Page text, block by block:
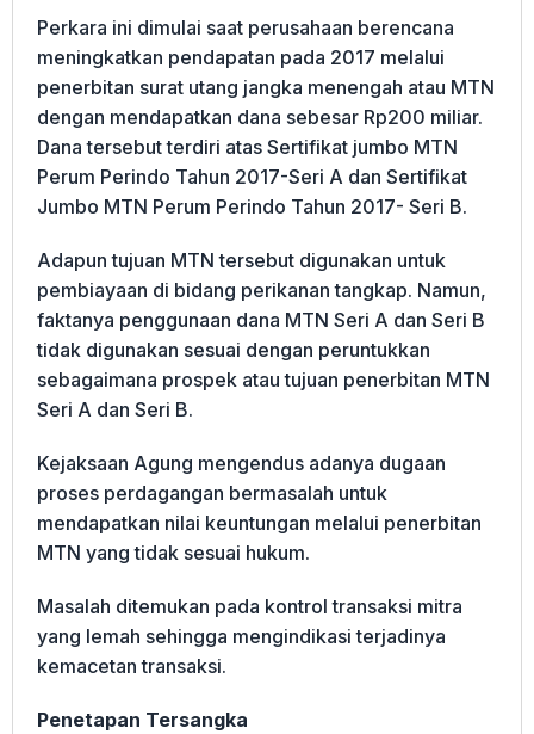
Perkara ini dimulai saat perusahaan berencana
meningkatkan pendapatan pada 2017 melalui
penerbitan surat utang jangka menengah atau MTN
dengan mendapatkan dana sebesar Rp200 miliar.
Dana tersebut terdiri atas Sertifikat jumbo MTN
Perum Perindo Tahun 2017-Seri A dan Sertifikat
Jumbo MTN Perum Perindo Tahun 2017- Seri B.
Adapun tujuan MTN tersebut digunakan untuk
pembiayaan di bidang perikanan tangkap. Namun,
faktanya penggunaan dana MTN Seri A dan Seri B
tidak digunakan sesuai dengan peruntukkan
sebagaimana prospek atau tujuan penerbitan MTN
Seri A dan Seri B.
Kejaksaan Agung mengendus adanya dugaan
proses perdagangan bermasalah untuk
mendapatkan nilai keuntungan melalui penerbitan
MTN yang tidak sesuai hukum.
Masalah ditemukan pada kontrol transaksi mitra
yang lemah sehingga mengindikasi terjadinya
kemacetan transaksi.
Penetapan Tersangka